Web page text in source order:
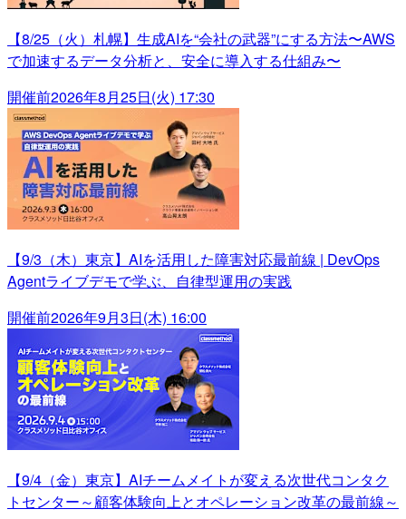
【8/25（火）札幌】生成AIを“会社の武器”にする方法〜AWS
で加速するデータ分析と、安全に導入する仕組み〜
開催前2026年8月25日(火) 17:30
【9/3（木）東京】AIを活用した障害対応最前線 | DevOps
Agentライブデモで学ぶ、自律型運用の実践
開催前2026年9月3日(木) 16:00
【9/4（金）東京】AIチームメイトが変える次世代コンタク
トセンター～顧客体験向上とオペレーション改革の最前線～